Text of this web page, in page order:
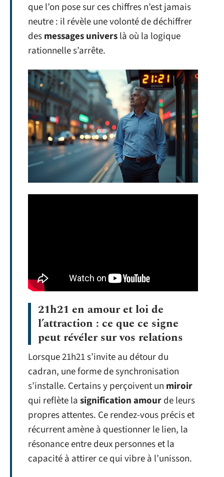
que l’on pose sur ces chiffres n’est jamais
neutre : il révèle une volonté de déchiffrer
desmessages universlà où la logique
rationnelle s’arrête.
21h21 en amour et loi de
l’attraction : ce que ce signe
peut révéler sur vos relations
Lorsque 21h21 s’invite au détour du
cadran, une forme de synchronisation
s’installe. Certains y perçoivent un miroir
qui reflète lasignification amourde leurs
propres attentes. Ce rendez-vous précis et
récurrent amène à questionner le lien, la
résonance entre deux personnes et la
capacité à attirer ce qui vibre à l’unisson.